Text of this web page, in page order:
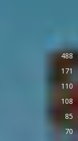
488
171
110
108
85
70